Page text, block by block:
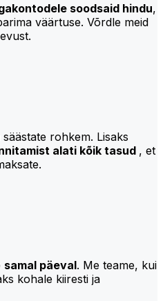
soodsaid hindu,
väärtuse. Võrdle meid
rohkem. Lisaks
alati kõik tasud , et
samal päeval. Me teame, kui
kohale kiiresti ja